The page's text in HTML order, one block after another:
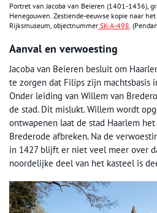
Portret van Jacoba van Beieren (1401-1436),
Henegouwen. Zestiende-eeuwse kopie naar
Rijksmuseum, objectnummer SK-A-498 .
Aanval en verwoesting
Jacoba van Beieren besluit om
te zorgen dat Filips zijn machtsbasis
Onder leiding van Willem van
de stad. Dit mislukt. Willem wordt
ontwapenen laat de stad Haarlem
Brederode afbreken. Na de
in 1427 blijft er niet veel meer over
noordelijke deel van het kasteel is